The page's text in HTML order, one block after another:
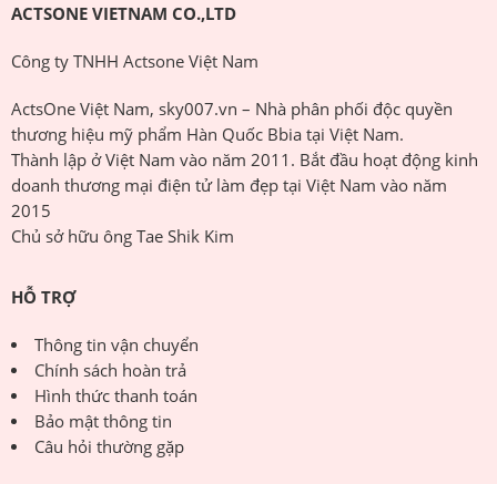
ACTSONE VIETNAM CO.,LTD
Công ty TNHH Actsone Việt Nam
ActsOne Việt Nam, sky007.vn – Nhà phân phối độc quyền
thương hiệu mỹ phẩm Hàn Quốc Bbia tại Việt Nam.
Thành lập ở Việt Nam vào năm 2011. Bắt đầu hoạt động kinh
doanh thương mại điện tử làm đẹp tại Việt Nam vào năm
2015
Chủ sở hữu ông Tae Shik Kim
HỖ TRỢ
Thông tin vận chuyển
Chính sách hoàn trả
Hình thức thanh toán
Bảo mật thông tin
Câu hỏi thường gặp